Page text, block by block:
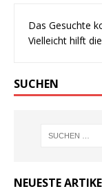
Das Gesuchte
Vielleicht hilft
SUCHEN
NEUESTE